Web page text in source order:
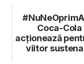
Coca-Cola
acționează
viitor